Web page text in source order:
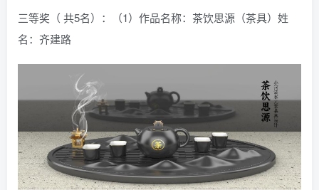
三等奖（ 共5名）：（1）作品名称：茶饮思源（茶具）姓
名：齐建路